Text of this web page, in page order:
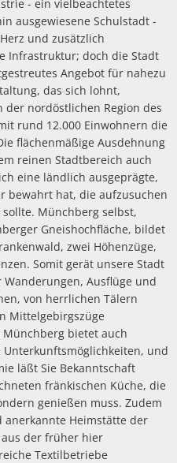
- ein vielbeachtetes
ausgewiesene Schulstadt -
und zusätzlich
Infrastruktur; doch die Stadt
Angebot für nahezu
das sich lohnt,
nordöstlichen Region des
rund 12.000 Einwohnern die
flächenmäßige Ausdehnung
reinen Stadtbereich auch
eine ländlich ausgeprägte,
bewahrt hat, die aufzusuchen
Münchberg selbst,
Gneishochfläche, bildet
zwei Höhenzüge,
Somit gerät unsere Stadt
Ausflüge und
von herrlichen Tälern
Mittelgebirgszüge
bietet auch
und
läßt Sie Bekanntschaft
fränkischen Küche, die
genießen muss. Zudem
anerkannte Heimstätte der
der früher hier
Textilbetriebe